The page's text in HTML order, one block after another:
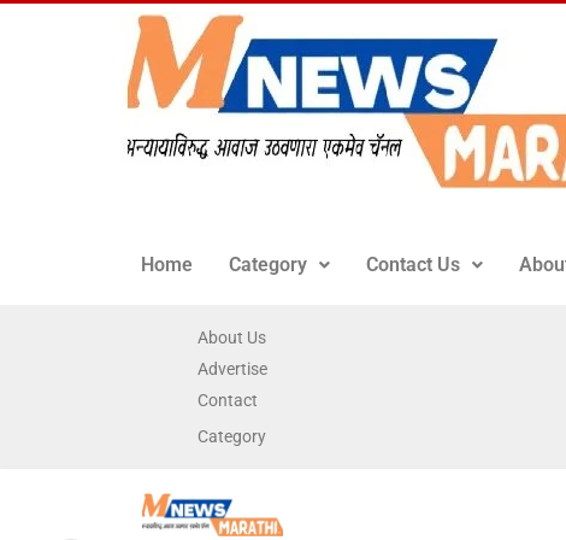
Home Category Contact Us
About Us
Advertise
Contact
Category